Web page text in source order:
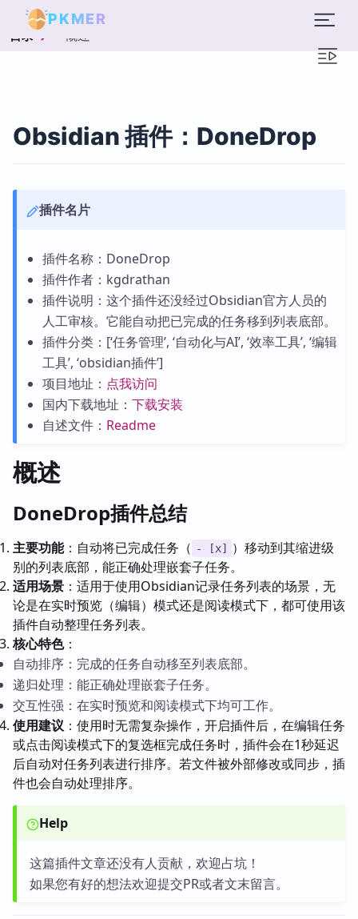
PKMER
目录 概述
Obsidian 插件：DoneDrop
插件名片
插件名称：DoneDrop
插件作者：kgdrathan
插件说明：这个插件还没经过Obsidian官方人员的
人工审核。它能自动把已完成的任务移到列表底部。
插件分类：[‘任务管理’, ‘自动化与AI’, ‘效率工具’, ‘编辑
工具’, ‘obsidian插件’]
项目地址： 点我访问
国内下载地址： 下载安装
自述文件： Readme
概述
DoneDrop插件总结
主要功能：自动将已完成任务（ - [x]
）移动到其缩进级
别的列表底部，能正确处理嵌套子任务。
适用场景 ：适用于使用Obsidian记录任务列表的场景，无
论是在实时预览（编辑）模式还是阅读模式下，都可使用该
插件自动整理任务列表。
核心特色：
自动排序：完成的任务自动移至列表底部。
递归处理：能正确处理嵌套子任务。
交互性强：在实时预览和阅读模式下均可工作。
使用建议 ：使用时无需复杂操作，开启插件后，在编辑任务
或点击阅读模式下的复选框完成任务时，插件会在1秒延迟
后自动对任务列表进行排序。若文件被外部修改或同步，插
件也会自动处理排序。
Help
这篇插件文章还没有人贡献，欢迎占坑！
如果您有好的想法欢迎提交PR或者文末留言。